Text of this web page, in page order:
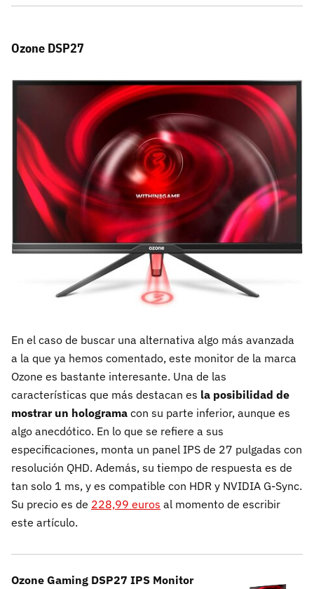
Ozone DSP27
En el caso de buscar una alternativa algo más avanzada
a la que ya hemos comentado, este monitor de la marca
Ozone es bastante interesante. Una de las
características que más destacan es la posibilidad de
mostrar un holograma con su parte inferior, aunque es
algo anecdótico. En lo que se refiere a sus
especificaciones, monta un panel IPS de 27 pulgadas con
resolución QHD. Además, su tiempo de respuesta es de
tan solo 1 ms, y es compatible con HDR y NVIDIA G-Sync.
Su precio es de 228,99 euros al momento de escribir
este artículo.
Ozone Gaming DSP27 IPS Monitor